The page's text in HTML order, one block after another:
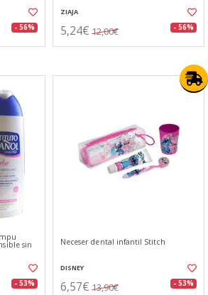
- 56%
ZIAJA
5,24€ 12,00€ - 56%
sin
- 53%
Neceser dental infantil Stitch
DISNEY
6,57€ 13,90€ - 53%